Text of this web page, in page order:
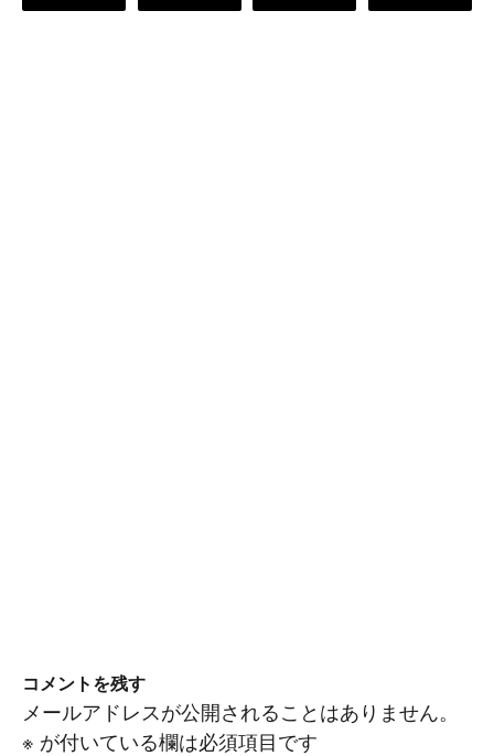
コメントを残す
メールアドレスが公開されることはありません。
※ が付いている欄は必須項目です